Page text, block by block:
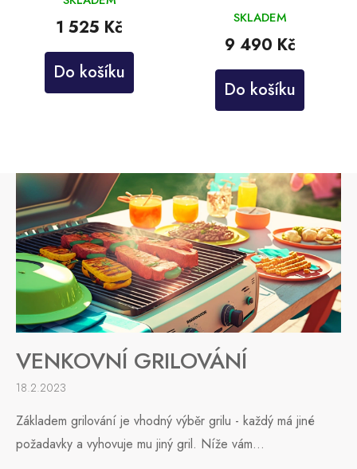
1 525 Kč
Do košíku
SKLADEM
9 490 Kč
Do košíku
VENKOVNÍ GRILOVÁNÍ
18.2.2023
Základem grilování je vhodný výběr grilu - každý má jiné
požadavky a vyhovuje mu jiný gril. Níže vám...